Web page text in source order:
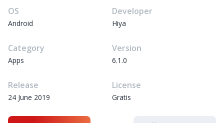
OS
Android
Developer
Hiya
Category
Apps
Version
6.1.0
Release
24 June 2019
License
Gratis